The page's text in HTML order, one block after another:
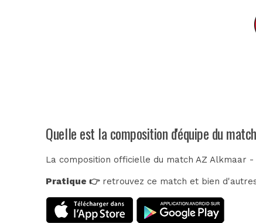
Quelle est la composition d'équipe du
La composition officielle du match AZ Alkmaar
Pratique 👉retrouvez ce match et bien